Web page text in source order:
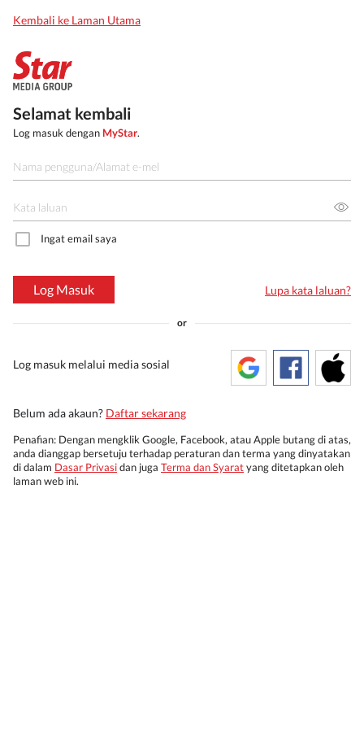
Kembali ke Laman Utama
Selamat kembali
Log masuk dengan MyStar.
Ingat email saya
Log Masuk Lupa kata laluan?
or
Log masuk melalui media sosial
Belum ada akaun? Daftar sekarang
Penafian: Dengan mengklik Google, Facebook, atau Apple butang di atas,
anda dianggap bersetuju terhadap peraturan dan terma yang dinyatakan
di dalam Dasar Privasidan juga Terma dan Syaratyang ditetapkan oleh
laman web ini.